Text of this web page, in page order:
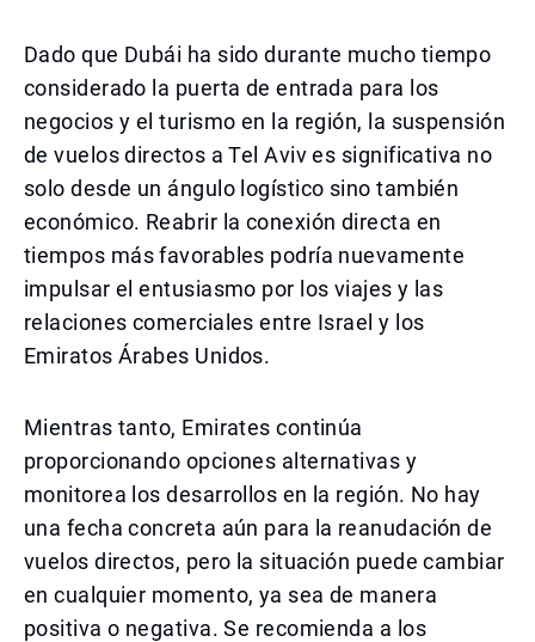
Dado que Dubái ha sido durante mucho tiempo
considerado la puerta de entrada para los
negocios y el turismo en la región, la suspensión
de vuelos directos a Tel Aviv es significativa no
solo desde un ángulo logístico sino también
económico. Reabrir la conexión directa en
tiempos más favorables podría nuevamente
impulsar el entusiasmo por los viajes y las
relaciones comerciales entre Israel y los
Emiratos Árabes Unidos.
Mientras tanto, Emirates continúa
proporcionando opciones alternativas y
monitorea los desarrollos en la región. No hay
una fecha concreta aún para la reanudación de
vuelos directos, pero la situación puede cambiar
en cualquier momento, ya sea de manera
positiva o negativa. Se recomienda a los